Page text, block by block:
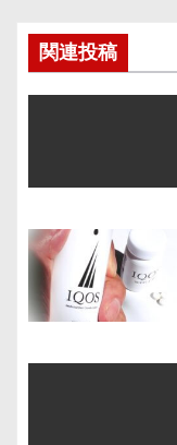
ョ
ン
関連投稿